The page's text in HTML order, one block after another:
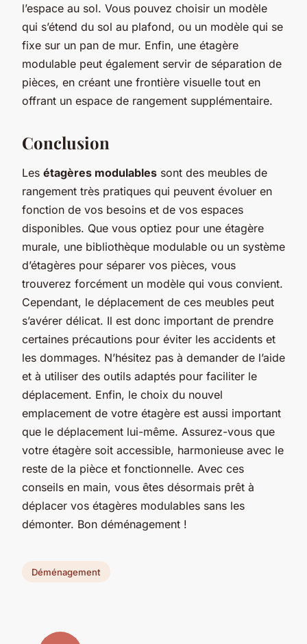
l’espace au sol. Vous pouvez choisir un modèle
qui s’étend du sol au plafond, ou un modèle qui se
fixe sur un pan de mur. Enfin, une étagère
modulable peut également servir de séparation de
pièces, en créant une frontière visuelle tout en
offrant un espace de rangement supplémentaire.
Conclusion
Les étagères modulables sont des meubles de
rangement très pratiques qui peuvent évoluer en
fonction de vos besoins et de vos espaces
disponibles. Que vous optiez pour une étagère
murale, une bibliothèque modulable ou un système
d’étagères pour séparer vos pièces, vous
trouverez forcément un modèle qui vous convient.
Cependant, le déplacement de ces meubles peut
s’avérer délicat. Il est donc important de prendre
certaines précautions pour éviter les accidents et
les dommages. N’hésitez pas à demander de l’aide
et à utiliser des outils adaptés pour faciliter le
déplacement. Enfin, le choix du nouvel
emplacement de votre étagère est aussi important
que le déplacement lui-même. Assurez-vous que
votre étagère soit accessible, harmonieuse avec le
reste de la pièce et fonctionnelle. Avec ces
conseils en main, vous êtes désormais prêt à
déplacer vos étagères modulables sans les
démonter. Bon déménagement !
Déménagement